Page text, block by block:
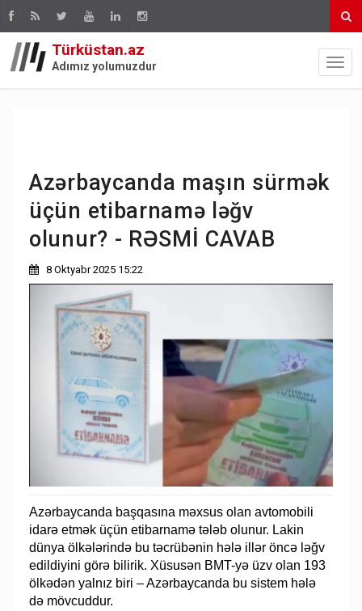
Türküstan.az
Adımız yolumuzdur
Azərbaycanda maşın sürmək
üçün etibarnamə ləğv
olunur? - RƏSMİ CAVAB
8 Oktyabr 2025 15:22
Azərbaycanda başqasına məxsus olan avtomobili
idarə etmək üçün etibarnamə tələb olunur. Lakin
dünya ölkələrində bu təcrübənin hələ illər öncə ləğv
edildiyini görə bilirik. Xüsusən BMT-yə üzv olan 193
ölkədən yalnız biri – Azərbaycanda bu sistem hələ
də mövcuddur.